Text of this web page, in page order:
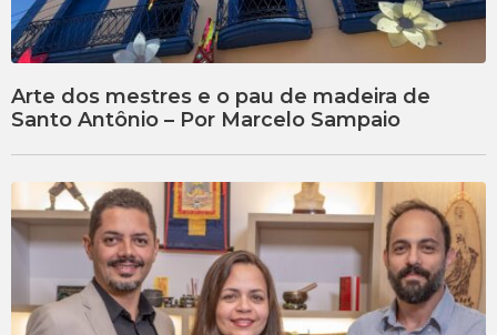
Arte dos mestres e o pau de madeira de
Santo Antônio – Por Marcelo Sampaio